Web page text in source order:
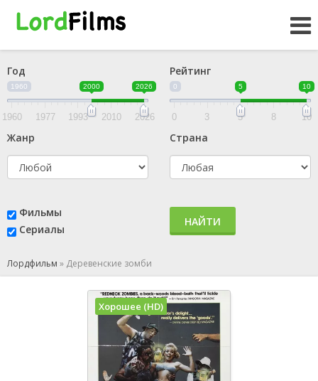
Год
1960 2000 2026
1960 1977 1993 2010 2026
Рейтинг
0 5 10
0 3 5 8 10
Жанр Страна
Фильмы
Сериалы
НАЙТИ
Лордфильм » Деревенские зомби
Хорошее (HD)